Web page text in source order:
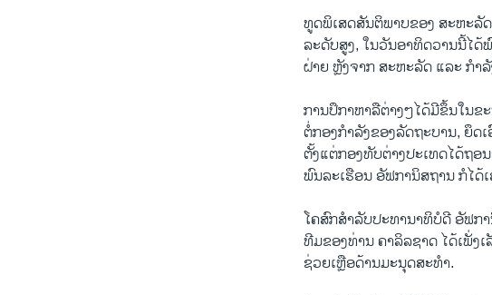
ທູດພິເສດສັນຕິພາບຂອງ ສະຫະລັ
ລະດັບສູງ, ໃນວັນອາທິດວານນີ້ໄ
ຝ່າຍ ຫຼັງຈາກ ສະຫະລັດ ແລະ ກຳ
ການປຶກາຫາລືຕ່າງໆໄດ້ມີຂຶ້ນໃນ
ຕໍ່ກອງກຳລັງຂອງລັດຖະບານ, ຍຶດ
ຕັ້ງແຕ່ກອງທັບຕ່າງປະເທດໄດ້ຖ
ພົນລະເຮືອນ ອັຟການິສຖານ ກໍໄດ້
ໂຄສົກສຳລັບປະທານາທິບໍດີ ອັຟກ
ທີມຂອງທ່ານ ຄາລິລຊາດ ໄດ້ເພັ່ງ
ຊ່ວຍເຫຼືອດ້ານມະນຸດສະທຳ.